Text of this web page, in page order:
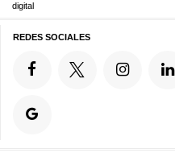
digital
REDES SOCIALES